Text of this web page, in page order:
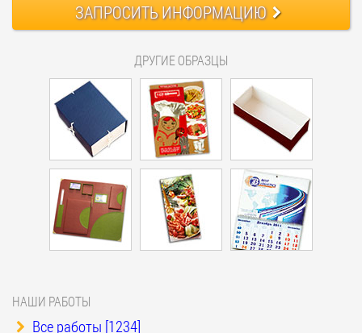
ЗАПРОСИТЬИНФОРМАЦИЮ
ДРУГИЕ ОБРАЗЦЫ
НАШИ РАБОТЫ
Все работы [1234]